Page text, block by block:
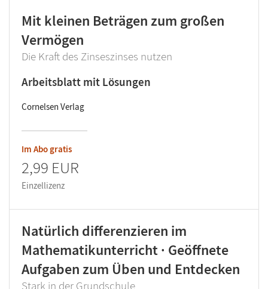
Mit kleinen Beträgen zum großen
Vermögen
Die Kraft des Zinseszinses nutzen
Arbeitsblatt mit Lösungen
Cornelsen Verlag
Im Abo gratis
2,99 EUR
Einzellizenz
Natürlich differenzieren im
Mathematikunterricht · Geöffnete
Aufgaben zum Üben und Entdecken
Stark in der Grundschule